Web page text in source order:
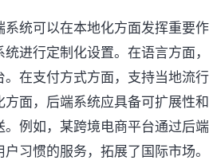
统可以在本地化方面发挥重要作
进行定制化设置。在语言方面，
在支付方式方面，支持当地流行
面，后端系统应具备可扩展性和
例如，某跨境电商平台通过后端
习惯的服务，拓展了国际市场。